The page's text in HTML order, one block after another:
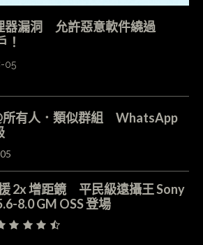
器漏洞 允許惡意軟件繞過
！
05
所有人．類似群組 WhatsApp
2x 增距鏡 平民級遠攝王 Sony
8.0 GM OSS 登場